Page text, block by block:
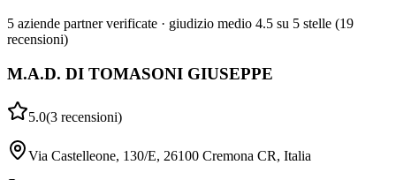
5 aziende partner verificate · giudizio medio 4.5 su 5 stelle (19
recensioni)
M.A.D. DI TOMASONI GIUSEPPE
5.0(3 recensioni)
Via Castelleone, 130/E, 26100 Cremona CR, Italia